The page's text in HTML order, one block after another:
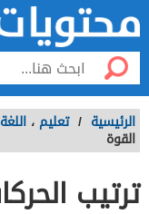
الرئيسية / تعليم ،
القوة
ترتيب